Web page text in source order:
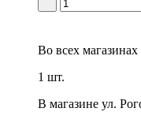
Во всех магазинах
1 шт.
В магазине ул.